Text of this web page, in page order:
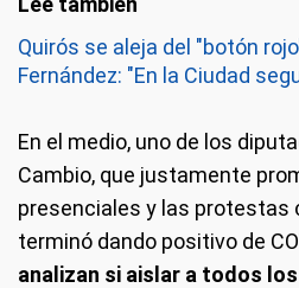
Quirós se aleja del "botón
Fernández: "En la Ciudad
En el medio, uno de los
Cambio, que justamente
presenciales y las protestas
terminó dando positivo de
analizan si aislar a todos